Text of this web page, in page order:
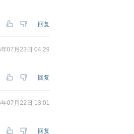
回复
07月23日 04:29
回复
07月22日 13:01
回复